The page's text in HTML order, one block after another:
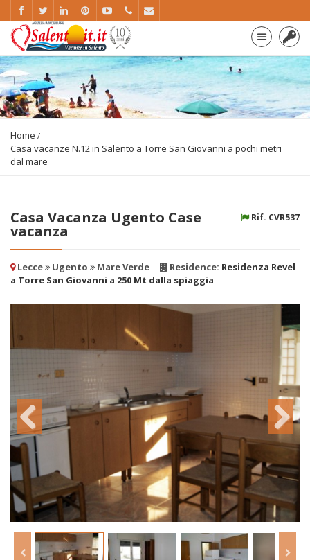
Home
Casa vacanze N.12 in Salento a Torre San Giovanni a pochi metri
dal mare
Rif. CVR537
Casa Vacanza Ugento Case
vacanza
Lecce Ugento Mare Verde Residence: Residenza Revel
a Torre San Giovanni a 250 Mt dalla spiaggia